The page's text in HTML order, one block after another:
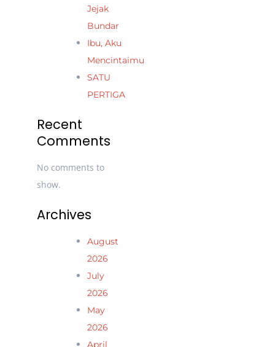
Jejak
Bundar
Ibu, Aku
Mencintaimu
SATU
PERTIGA
Recent
Comments
No comments to
show.
Archives
August
2026
July
2026
May
2026
April